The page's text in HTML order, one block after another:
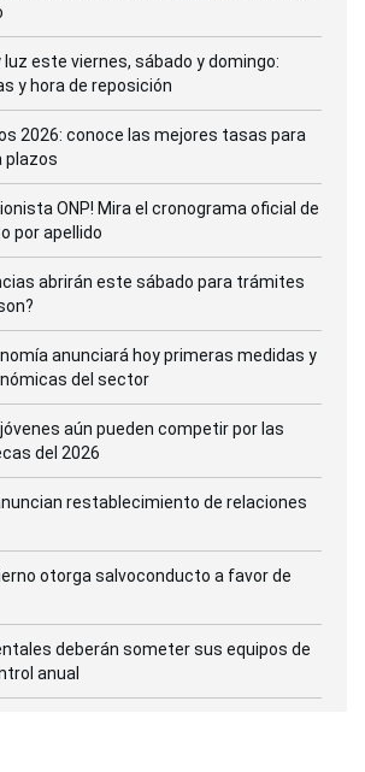
luz este viernes, sábado y domingo:
y hora de reposición
2026: conoce las mejores tasas para
plazos
ONP! Mira el cronograma oficial de
por apellido
abrirán este sábado para trámites
anunciará hoy primeras medidas y
del sector
aún pueden competir por las
del 2026
restablecimiento de relaciones
otorga salvoconducto a favor de
deberán someter sus equipos de
anual